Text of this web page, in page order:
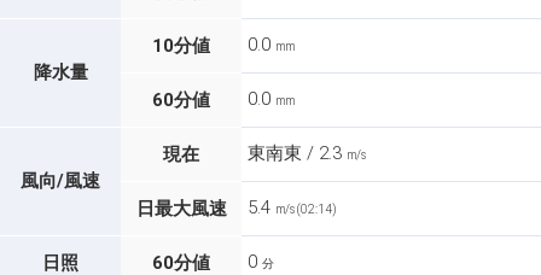
降水量
10分値 0.0 mm
60分値 0.0 mm
風向/風速
現在 東南東 / 2.3 m/s
日最大風速 5.4 m/s (02:14)
日照 60分値 0 分